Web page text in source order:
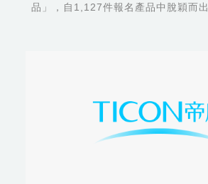
品」，自1,127件報名產品中脫穎而出